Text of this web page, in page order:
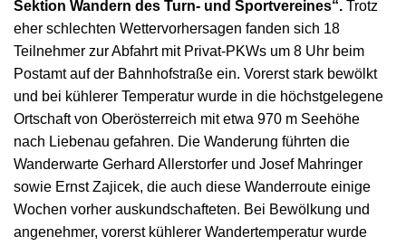
Sektion Wandern des Turn- und Sportvereines“. Trotz
eher schlechten Wettervorhersagen fanden sich 18
Teilnehmer zur Abfahrt mit Privat-PKWs um 8 Uhr beim
Postamt auf der Bahnhofstraße ein. Vorerst stark bewölkt
und bei kühlerer Temperatur wurde in die höchstgelegene
Ortschaft von Oberösterreich mit etwa 970 m Seehöhe
nach Liebenau gefahren. Die Wanderung führten die
Wanderwarte Gerhard Allerstorfer und Josef Mahringer
sowie Ernst Zajicek, die auch diese Wanderroute einige
Wochen vorher auskundschafteten. Bei Bewölkung und
angenehmer, vorerst kühlerer Wandertemperatur wurde